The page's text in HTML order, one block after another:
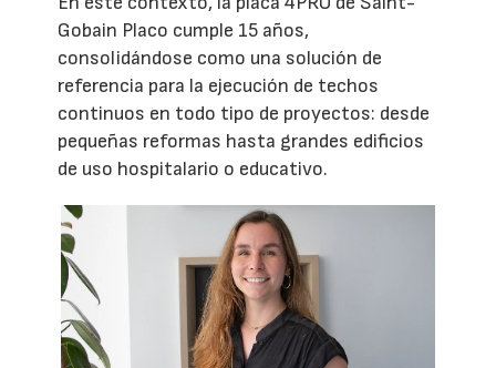
Gobain Placo cumple 15 años,
consolidándose como una solución de
referencia para la ejecución de techos
continuos en todo tipo de proyectos: desde
pequeñas reformas hasta grandes edificios
de uso hospitalario o educativo.